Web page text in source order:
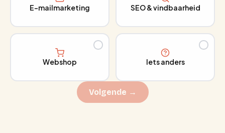
E-mailmarketing SEO & vindbaarheid
Webshop Iets anders
Volgende →